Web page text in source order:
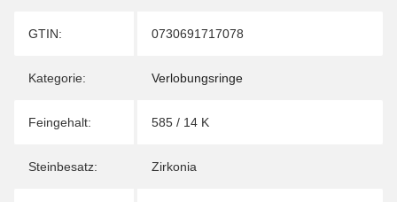
Produkteigenschaft
Wert
GTIN: 0730691717078
Kategorie: Verlobungsringe
Feingehalt: 585 / 14 K
Steinbesatz: Zirkonia